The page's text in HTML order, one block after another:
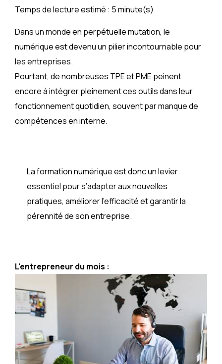
Temps de lecture estimé : 5 minute(s)
Dans un monde en perpétuelle mutation, le
numérique est devenu un pilier incontournable pour
les entreprises.
Pourtant, de nombreuses TPE et PME peinent
encore à intégrer pleinement ces outils dans leur
fonctionnement quotidien, souvent par manque de
compétences en interne.
La formation numérique est donc un levier
essentiel pour s’adapter aux nouvelles
pratiques, améliorer l’efficacité et garantir la
pérennité de son entreprise.
L'entrepreneur du mois :